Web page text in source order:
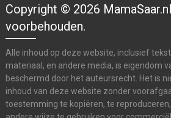
Copyright © 2026
voorbehouden.
Alle inhoud op deze website, inclusief
materiaal, en andere media, is eigendom
beschermd door het auteursrecht. Het is
inhoud van deze website zonder
toestemming te kopiëren, te